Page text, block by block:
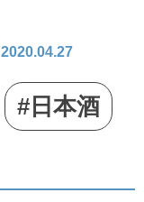
2020.04.27
#日本酒